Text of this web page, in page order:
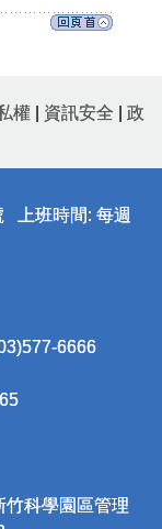
權 資訊安全
政
上班時間: 每週
6666
科學園區管理